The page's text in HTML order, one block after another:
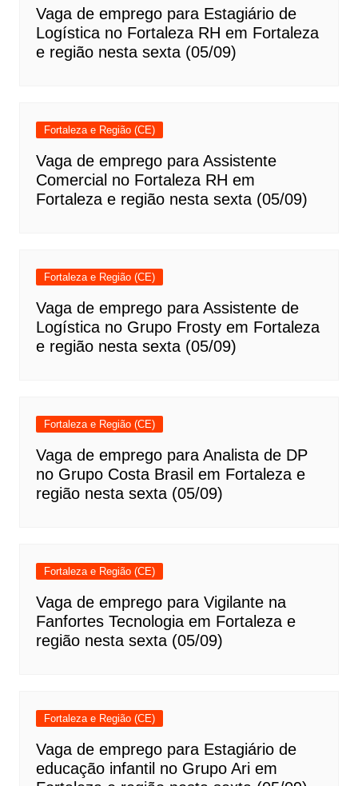
Vaga de emprego para Estagiário de
Logística no Fortaleza RH em Fortaleza
e região nesta sexta (05/09)
Fortaleza e Região (CE)
Vaga de emprego para Assistente
Comercial no Fortaleza RH em
Fortaleza e região nesta sexta (05/09)
Fortaleza e Região (CE)
Vaga de emprego para Assistente de
Logística no Grupo Frosty em Fortaleza
e região nesta sexta (05/09)
Fortaleza e Região (CE)
Vaga de emprego para Analista de DP
no Grupo Costa Brasil em Fortaleza e
região nesta sexta (05/09)
Fortaleza e Região (CE)
Vaga de emprego para Vigilante na
Fanfortes Tecnologia em Fortaleza e
região nesta sexta (05/09)
Fortaleza e Região (CE)
Vaga de emprego para Estagiário de
educação infantil no Grupo Ari em